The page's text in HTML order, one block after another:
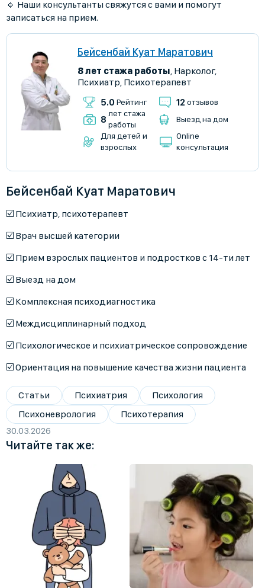
🔹 Наши консультанты свяжутся с вами и помогут
записаться на прием.
Бейсенбай Куат Маратович
8 лет стажа работы, Нарколог,
Психиатр, Психотерапевт
5.0 Рейтинг 12 отзывов
8
лет стажа
работы
Выезд на дом
Для детей и
взрослых
Online
консультация
Бейсенбай Куат Маратович
☑️ Психиатр, психотерапевт
☑️ Врач высшей категории
☑️ Прием взрослых пациентов и подростков с 14-ти лет
☑️ Выезд на дом
☑️ Комплексная психодиагностика
☑️ Междисциплинарный подход
☑️ Психологическое и психиатрическое сопровождение
☑️ Ориентация на повышение качества жизни пациента
Статьи Психиатрия
Психология
Психоневрология
Психотерапия
30.03.2026
Читайте так же: